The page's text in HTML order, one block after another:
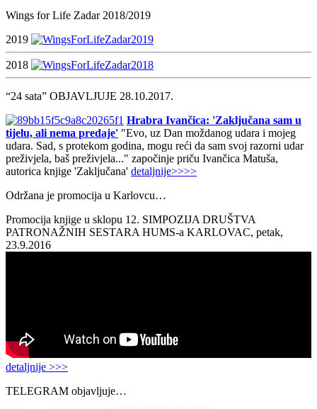
Wings for Life Zadar 2018/2019
2019
2018
“24 sata” OBJAVLJUJE 28.10.2017.
Hrabra Ivančica: 'Zaključana sam u
tijelu, ali nema predaje' "Evo, uz Dan moždanog udara i mojeg
udara. Sad, s protekom godina, mogu reći da sam svoj razorni udar
preživjela, baš preživjela..." započinje priču Ivančica Matuša,
autorica knjige 'Zaključana' detaljnije>>>>
Održana je promocija u Karlovcu…
Promocija knjige u sklopu 12. SIMPOZIJA DRUŠTVA
PATRONAŽNIH SESTARA HUMS-a KARLOVAC, petak,
23.9.2016
detaljnije >>>
TELEGRAM objavljuje…